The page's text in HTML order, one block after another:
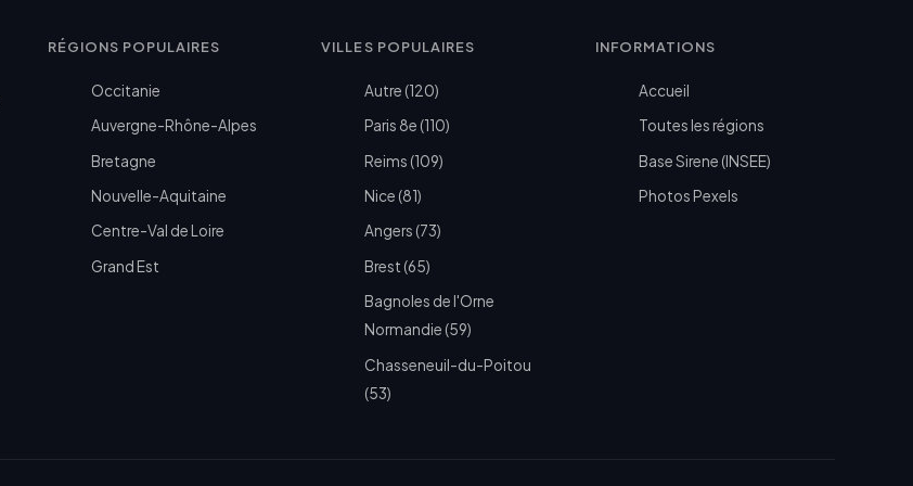
RÉGIONS POPULAIRES
Occitanie
Auvergne-Rhône-Alpes
Bretagne
Nouvelle-Aquitaine
Centre-Val de Loire
Grand Est
VILLES POPULAIRES
Autre (120)
Paris 8e (110)
Reims (109)
Nice (81)
Angers (73)
Brest (65)
Bagnoles de l'Orne
Normandie (59)
Chasseneuil-du-Poitou
(53)
INFORMATIONS
Accueil
Toutes les régions
Base Sirene (INSEE)
Photos Pexels